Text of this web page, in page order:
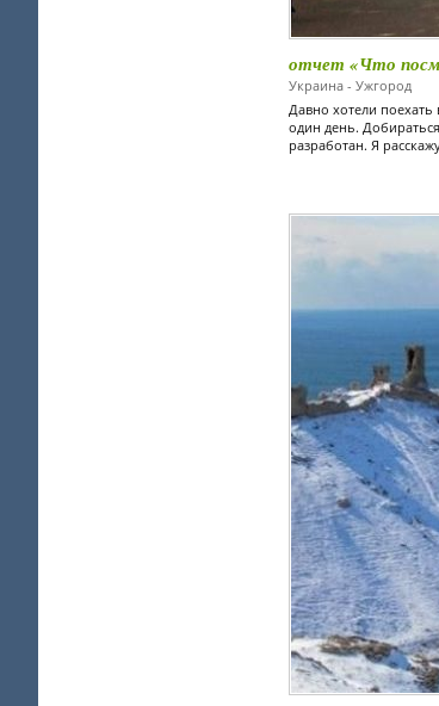
отчет «Что
Украина - Ужгород
Давно хотели
один день.
разработан. Я